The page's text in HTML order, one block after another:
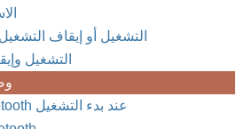
التشغيل أو إيقاف
التشغيل
توصيل Bluetooth عند بدء التشغيل